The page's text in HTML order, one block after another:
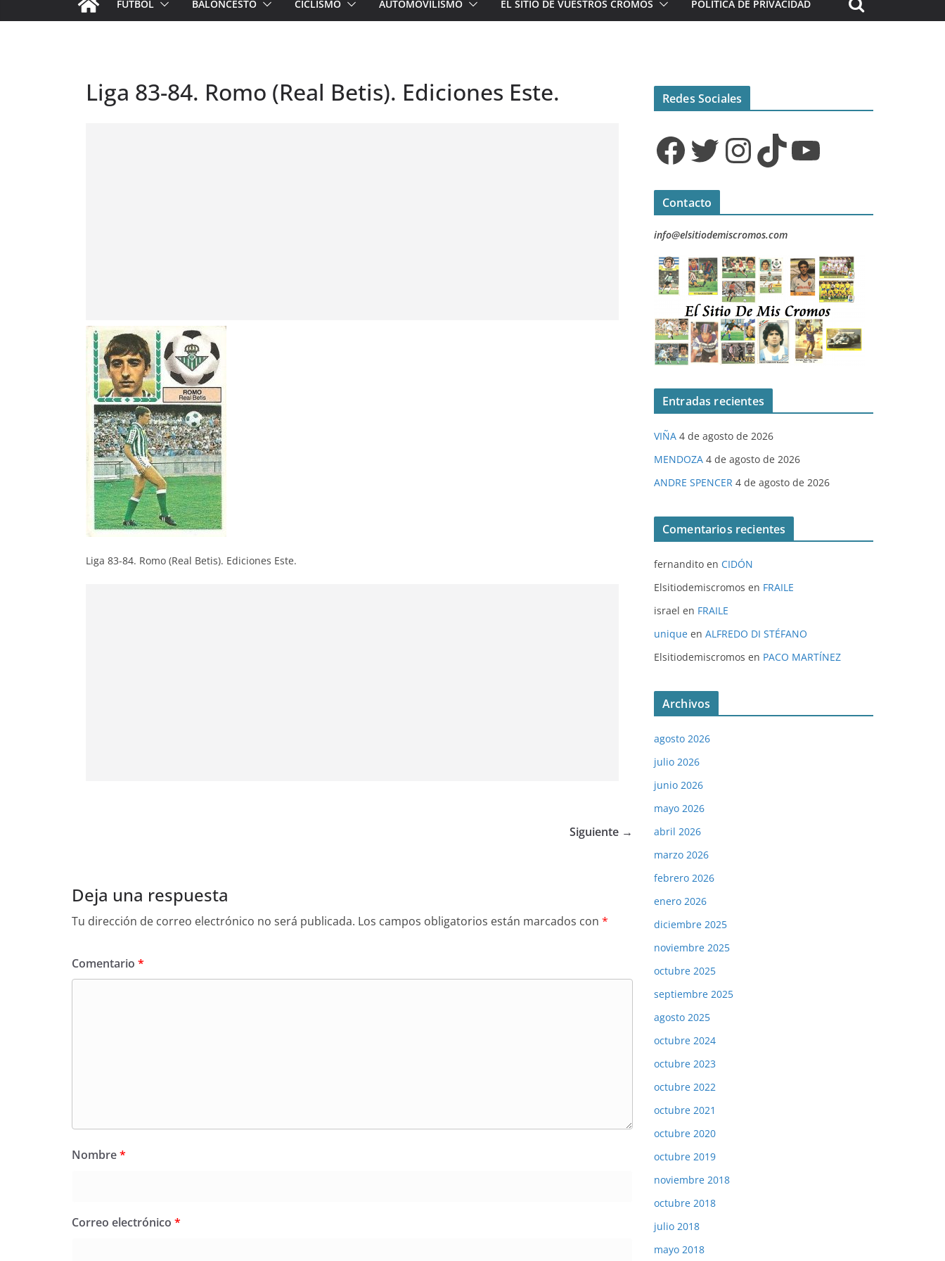
FÚTBOL BALONCESTO CICLISMO AUTOMOVILISMO EL SITIO DE VUESTROS CROMOS POLÍTICA DE PRIVACIDAD
Liga 83-84. Romo (Real Betis). Ediciones Este.
Liga 83-84. Romo (Real Betis). Ediciones Este.
Siguiente →
Deja una respuesta
Tu dirección de correo electrónico no será publicada. Los campos obligatorios están marcados con *
Comentario *
Nombre*
Correo electrónico *
Redes Sociales
Facebook Twitter InstagramTikTok YouTube
Contacto
info@elsitiodemiscromos.com
Entradas recientes
VIÑA 4 de agosto de 2026
MENDOZA 4 de agosto de 2026
ANDRE SPENCER 4 de agosto de 2026
Comentarios recientes
fernandito en CIDÓN
Elsitiodemiscromos en FRAILE
israel en FRAILE
unique en ALFREDO DI STÉFANO
Elsitiodemiscromos en PACO MARTÍNEZ
Archivos
agosto 2026
julio 2026
junio 2026
mayo 2026
abril 2026
marzo 2026
febrero 2026
enero 2026
diciembre 2025
noviembre 2025
octubre 2025
septiembre 2025
agosto 2025
octubre 2024
octubre 2023
octubre 2022
octubre 2021
octubre 2020
octubre 2019
noviembre 2018
octubre 2018
julio 2018
mayo 2018